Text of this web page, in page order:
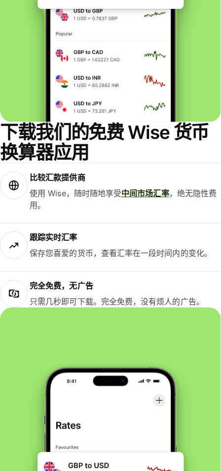
下载我们的免费 Wise 货币
换算器应用
比较汇款提供商
使用 Wise，随时随地享受中间市场汇率，绝无隐性费
用。
跟踪实时汇率
保存您喜爱的货币，查看汇率在一段时间内的变化。
完全免费，无广告
只需几秒即可下载。完全免费，没有烦人的广告。